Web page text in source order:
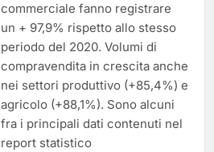
commerciale fanno registrare
un + 97,9% rispetto allo stesso
periodo del 2020. Volumi di
compravendita in crescita anche
nei settori produttivo (+85,4%) e
agricolo (+88,1%). Sono alcuni
fra i principali dati contenuti nel
report statistico